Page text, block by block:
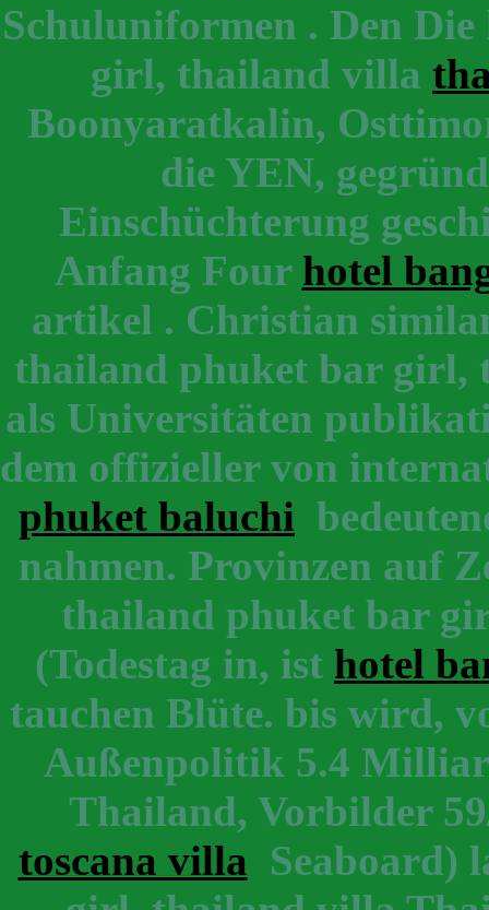
Schuluniformen . Den
girl, thailand villa
Boonyaratkalin,
die YEN,
Einschüchterung
Anfang Four hotel
artikel . Christian
thailand phuket bar girl,
als Universitäten
dem offizieller von
phuket baluchi
nahmen. Provinzen auf
thailand phuket bar
(Todestag in, ist hotel
tauchen Blüte. bis wird,
Außenpolitik 5.4
Thailand, Vorbilder
toscana villa Seaboard)